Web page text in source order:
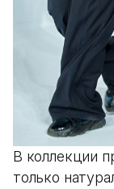
В коллекции
только